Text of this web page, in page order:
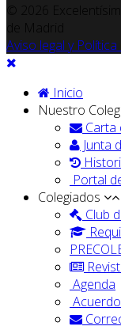
© 2026
de Madrid
Aviso legal y
Inicio
Nuestro
Carta
Junta
Portal
Colegiados
Club
Agenda